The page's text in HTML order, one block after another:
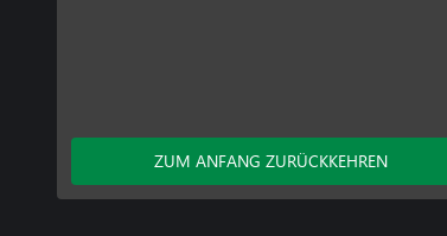
ZUM ANFANG ZURÜCKKEHREN